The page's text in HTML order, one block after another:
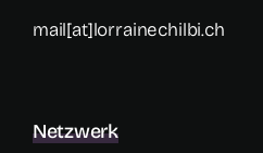
mail[at]lorrainechilbi.ch
Netzwerk